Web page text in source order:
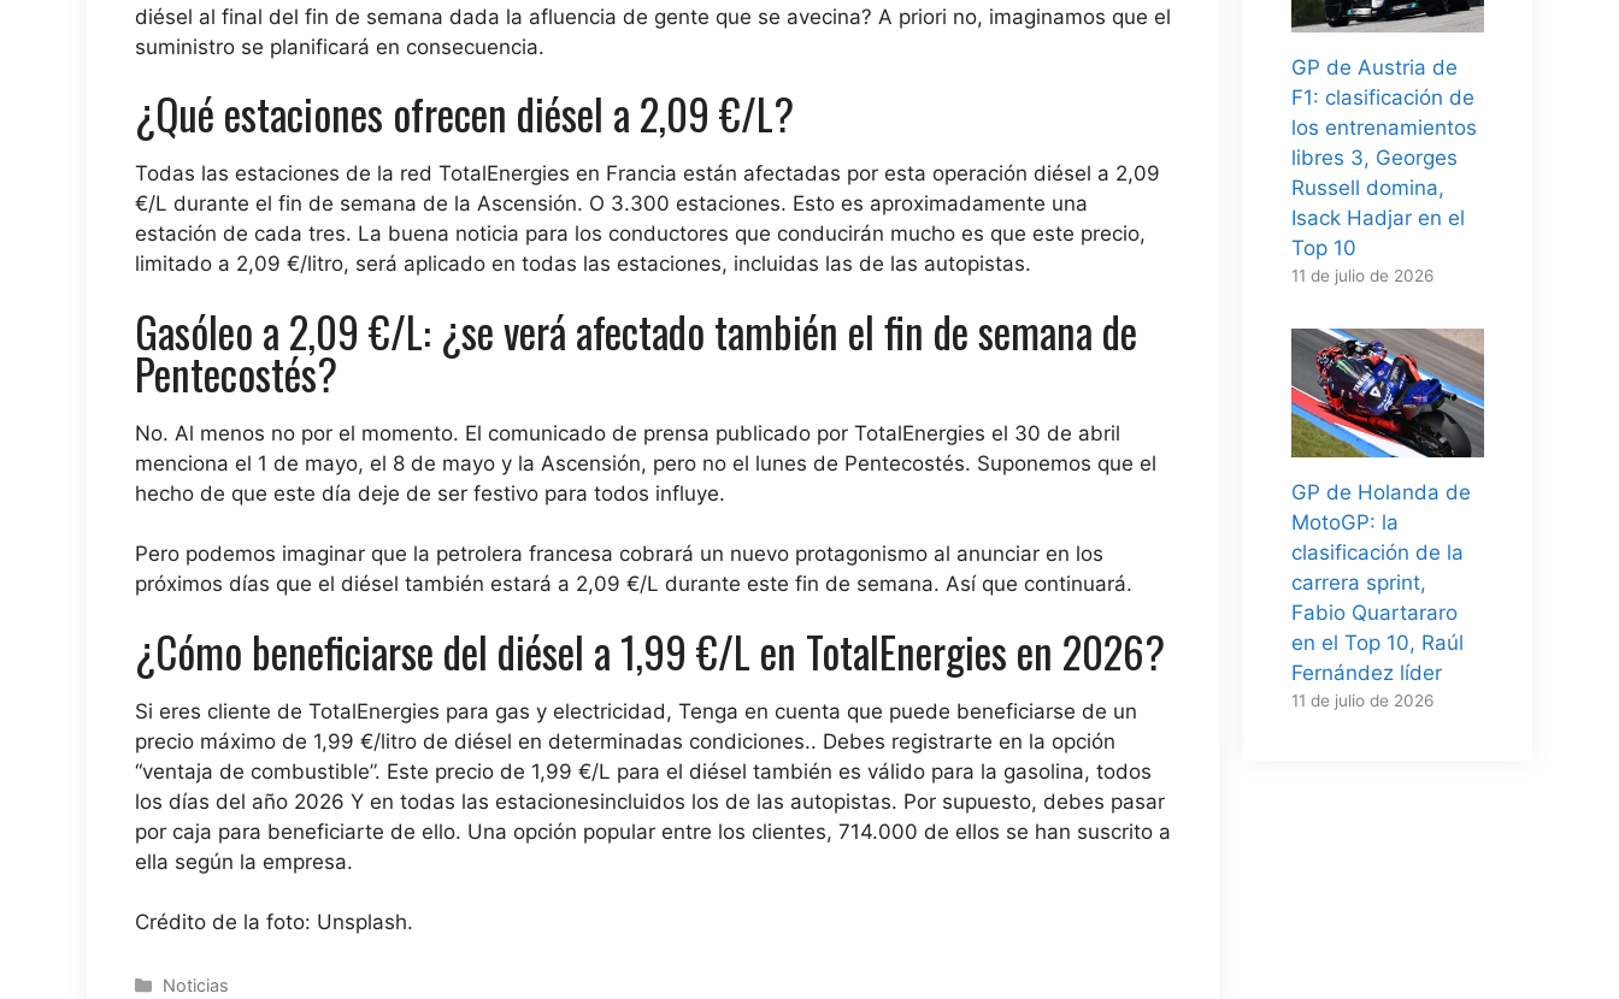
diésel al final del fin de semana dada la afluencia de gente que se avecina? A priori no, imaginamos que el
suministro se planificará en consecuencia.
¿Qué estaciones ofrecen diésel a 2,09 €/L?
Todas las estaciones de la red TotalEnergies en Francia están afectadas por esta operación diésel a 2,09
€/L durante el fin de semana de la Ascensión. O 3.300 estaciones. Esto es aproximadamente una
estación de cada tres. La buena noticia para los conductores que conducirán mucho es que este precio,
limitado a 2,09 €/litro, será aplicado en todas las estaciones, incluidas las de las autopistas.
Gasóleo a 2,09 €/L: ¿se verá afectado también el fin de semana de
Pentecostés?
No. Al menos no por el momento. El comunicado de prensa publicado por TotalEnergies el 30 de abril
menciona el 1 de mayo, el 8 de mayo y la Ascensión, pero no el lunes de Pentecostés. Suponemos que el
hecho de que este día deje de ser festivo para todos influye.
Pero podemos imaginar que la petrolera francesa cobrará un nuevo protagonismo al anunciar en los
próximos días que el diésel también estará a 2,09 €/L durante este fin de semana. Así que continuará.
¿Cómo beneficiarse del diésel a 1,99 €/L en TotalEnergies en 2026?
Si eres cliente de TotalEnergies para gas y electricidad, Tenga en cuenta que puede beneficiarse de un
precio máximo de 1,99 €/litro de diésel en determinadas condiciones.. Debes registrarte en la opción
“ventaja de combustible”. Este precio de 1,99 €/L para el diésel también es válido para la gasolina, todos
los días del año 2026 Y en todas las estacionesincluidos los de las autopistas. Por supuesto, debes pasar
por caja para beneficiarte de ello. Una opción popular entre los clientes, 714.000 de ellos se han suscrito a
ella según la empresa.
Crédito de la foto: Unsplash.
Categorías
Noticias
GP de Austria de
F1: clasificación de
los entrenamientos
libres 3, Georges
Russell domina,
Isack Hadjar en el
Top 10
11 de julio de 2026
GP de Holanda de
MotoGP: la
clasificación de la
carrera sprint,
Fabio Quartararo
en el Top 10, Raúl
Fernández líder
11 de julio de 2026